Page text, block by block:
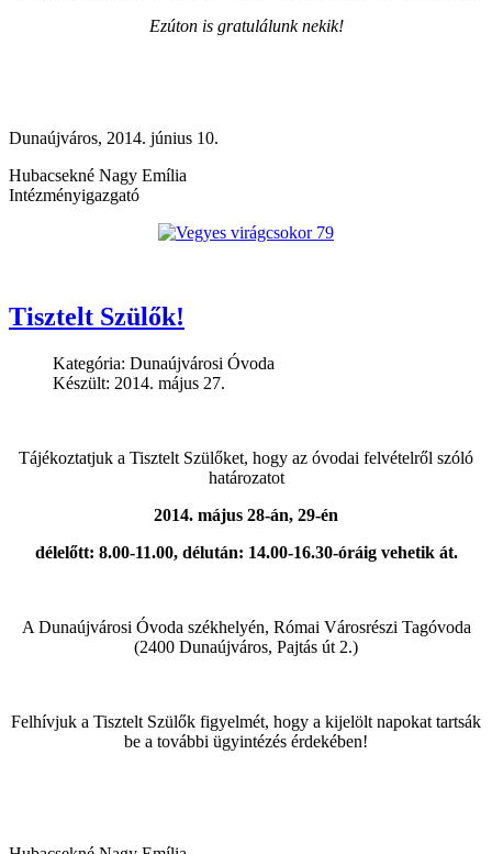
Ezúton is gratulálunk nekik!
Dunaújváros, 2014. június 10.
Hubacsekné Nagy Emília
Intézményigazgató
Tisztelt Szülők!
Kategória: Dunaújvárosi Óvoda
Készült: 2014. május 27.
Tájékoztatjuk a Tisztelt Szülőket, hogy az óvodai felvételről szóló
határozatot
2014. május 28-án, 29-én
délelőtt: 8.00-11.00, délután: 14.00-16.30-óráig vehetik át.
A Dunaújvárosi Óvoda székhelyén, Római Városrészi Tagóvoda
(2400 Dunaújváros, Pajtás út 2.)
Felhívjuk a Tisztelt Szülők figyelmét, hogy a kijelölt napokat tartsák
be a további ügyintézés érdekében!